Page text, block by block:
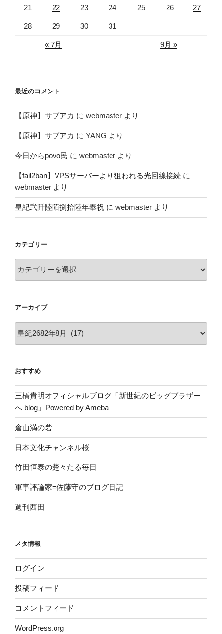
21 22 23 24 25 26 27
28 29 30 31
« 7月 9月 »
最近のコメント
【原神】サブアカ に webmaster より
【原神】サブアカ に YANG より
今日からpovo民 に webmaster より
【fail2ban】VPSサーバーより狙われる光回線接続 に
webmaster より
皇紀弐阡陸陌捌拾陸年奉祝 に webmaster より
カテゴリー
テ
ー
アーカイブ
ブ
おすすめ
三橋貴明オフィシャルブログ「新世紀のビッグブラザー
へ blog」Powered by Ameba
倉山満の砦
日本文化チャンネル桜
竹田恒泰の楚々たる毎日
軍事評論家=佐藤守のブログ日記
週刊西田
メタ情報
ログイン
投稿フィード
コメントフィード
WordPress.org